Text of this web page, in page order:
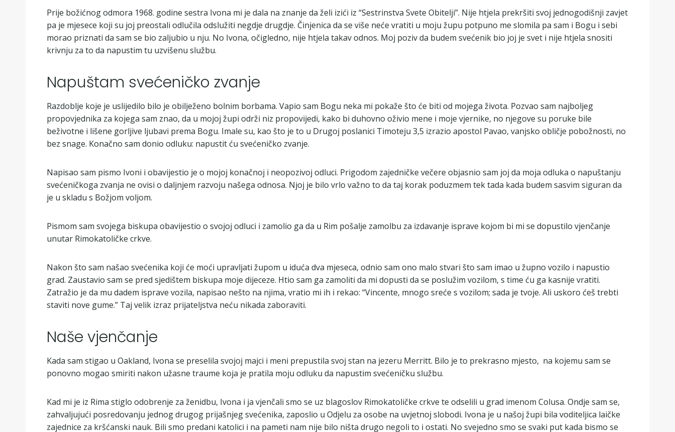
Prije božićnog odmora 1968. godine sestra Ivona mi je dala na znanje da želi izići iz “Sestrinstva Svete Obitelji”. Nije htjela prekršiti svoj jednogodišnji zavjet
pa je mjesece koji su joj preostali odlučila odslužiti negdje drugdje. Činjenica da se više neće vratiti u moju župu potpuno me slomila pa sam i Bogu i sebi
morao priznati da sam se bio zaljubio u nju. No Ivona, očigledno, nije htjela takav odnos. Moj poziv da budem svećenik bio joj je svet i nije htjela snositi
krivnju za to da napustim tu uzvišenu službu.
Napuštam svećeničko zvanje
Razdoblje koje je uslijedilo bilo je obilježeno bolnim borbama. Vapio sam Bogu neka mi pokaže što će biti od mojega života. Pozvao sam najboljeg
propovjednika za kojega sam znao, da u mojoj župi održi niz propovijedi, kako bi duhovno oživio mene i moje vjernike, no njegove su poruke bile
beživotne i lišene gorljive ljubavi prema Bogu. Imale su, kao što je to u Drugoj poslanici Timoteju 3,5 izrazio apostol Pavao, vanjsko obličje pobožnosti, no
bez snage. Konačno sam donio odluku: napustit ću svećeničko zvanje.
Napisao sam pismo Ivoni i obavijestio je o mojoj konačnoj i neopozivoj odluci. Prigodom zajedničke večere objasnio sam joj da moja odluka o napuštanju
svećeničkoga zvanja ne ovisi o daljnjem razvoju našega odnosa. Njoj je bilo vrlo važno to da taj korak poduzmem tek tada kada budem sasvim siguran da
je u skladu s Božjom voljom.
Pismom sam svojega biskupa obavijestio o svojoj odluci i zamolio ga da u Rim pošalje zamolbu za izdavanje isprave kojom bi mi se dopustilo vjenčanje
unutar Rimokatoličke crkve.
Nakon što sam našao svećenika koji će moći upravljati župom u iduća dva mjeseca, odnio sam ono malo stvari što sam imao u župno vozilo i napustio
grad. Zaustavio sam se pred sjedištem biskupa moje dijeceze. Htio sam ga zamoliti da mi dopusti da se poslužim vozilom, s time ću ga kasnije vratiti.
Zatražio je da mu dadem isprave vozila, napisao nešto na njima, vratio mi ih i rekao: “Vincente, mnogo sreće s vozilom; sada je tvoje. Ali uskoro ćeš trebti
staviti nove gume.” Taj velik izraz prijateljstva neću nikada zaboraviti.
Naše vjenčanje
Kada sam stigao u Oakland, Ivona se preselila svojoj majci i meni prepustila svoj stan na jezeru Merritt. Bilo je to prekrasno mjesto, na kojemu sam se
ponovno mogao smiriti nakon užasne traume koja je pratila moju odluku da napustim svećeničku službu.
Kad mi je iz Rima stiglo odobrenje za ženidbu, Ivona i ja vjenčali smo se uz blagoslov Rimokatoličke crkve te odselili u grad imenom Colusa. Ondje sam se,
zahvaljujući posredovanju jednog drugog prijašnjeg svećenika, zaposlio u Odjelu za osobe na uvjetnoj slobodi. Ivona je u našoj župi bila voditeljica laičke
zajednice za kršćanski nauk. Bili smo predani katolici i na pameti nam nije bilo ništa drugo negoli to i ostati. No svejedno smo se svaki put kada bismo se